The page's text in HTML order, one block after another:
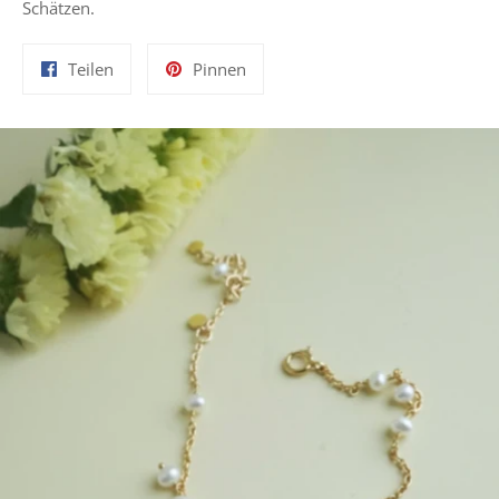
Schätzen.
Teilen Pinnen